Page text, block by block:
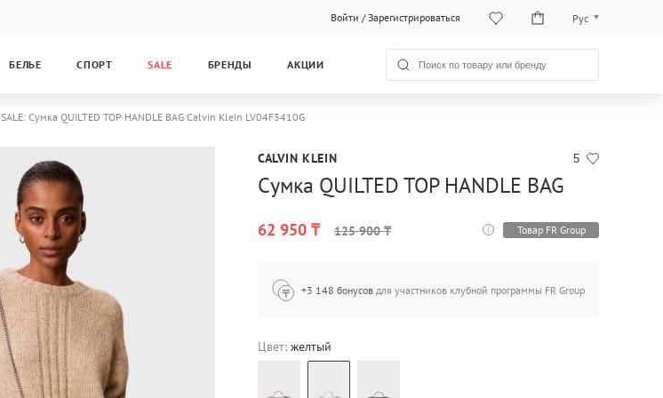
Войти /Зарегистрироваться Рус
Қаз
БЕЛЬЕ СПОРТ SALE БРЕНДЫ АКЦИИ
SALE: Сумка QUILTED TOP HANDLE BAG Calvin Klein LV04F3410G
5
CALVIN KLEIN
Сумка QUILTED TOP HANDLE BAG
62 950 ₸ 125 900 ₸ Товар FR Group
+3 148 бонусов для участников клубной программы FR Group
Цвет: желтый